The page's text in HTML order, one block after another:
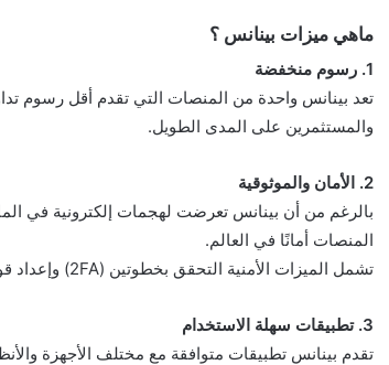
ماهي ميزات بينانس ؟
1. رسوم منخفضة
تعد بينانس واحدة من المنصات التي تقدم أقل رسوم
والمستثمرين على المدى الطويل.
2. الأمان والموثوقية
بالرغم من أن بينانس تعرضت لهجمات إلكترونية في
المنصات أمانًا في العالم.
تشمل الميزات الأمنية التحقق بخطوتين (2FA) وإعداد قوائم بيضاء لعناوين السحب.
3. تطبيقات سهلة الاستخدام
تقدم بينانس تطبيقات متوافقة مع مختلف الأجهزة